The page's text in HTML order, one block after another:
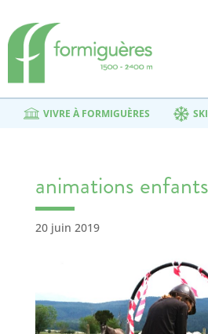
VIVRE À FORMIGUÈRES
animations enfants
20 juin 2019